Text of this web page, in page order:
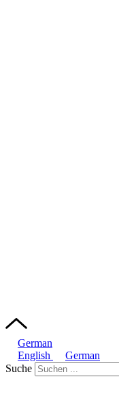
German
English
German
Suche